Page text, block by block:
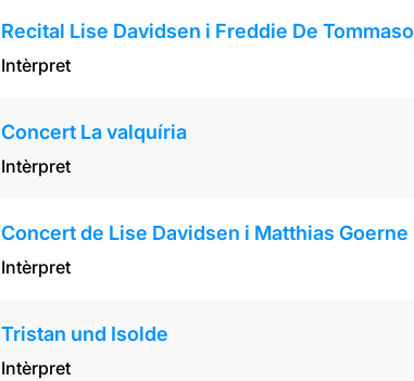
Recital Lise Davidsen i Freddie De Tommaso
Intèrpret
Concert La valquíria
Intèrpret
Concert de Lise Davidsen i Matthias Goerne
Intèrpret
Tristan und Isolde
Intèrpret